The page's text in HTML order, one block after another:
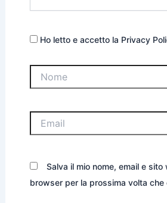
Ho letto e accetto la Privacy
Salva il mio nome, email e
browser per la prossima volta che